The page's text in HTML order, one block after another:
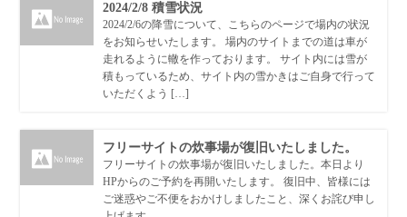
2024/2/8 積雪状況
2024/2/6の降雪について、こちらのページで場内の状況
をお知らせいたします。 場内のサイトまでの道は車が
走れるように轍を作っております。 サイト内には雪が
積もっているため、サイト内の雪かきはご自身で行って
いただくよう […]
フリーサイトの炊事場が復旧いたしました。
フリーサイトの炊事場が復旧いたしました。本日より
HPからのご予約を再開いたします。 復旧中、皆様には
ご迷惑やご不便をおかけしましたこと、深くお詫び申し